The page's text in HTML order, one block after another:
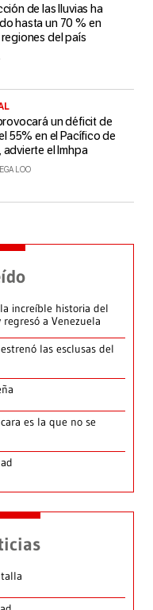
de las lluvias ha
hasta un 70 % en
del país
un déficit de
55% en el Pacífico de
advierte el Imhpa
LOO
increíble historia del
a Venezuela
las esclusas del
es la que no se